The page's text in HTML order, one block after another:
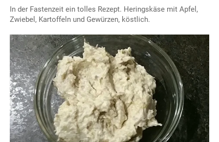
In der Fastenzeit ein tolles Rezept. Heringskäse mit Apfel,
Zwiebel, Kartoffeln und Gewürzen, köstlich.